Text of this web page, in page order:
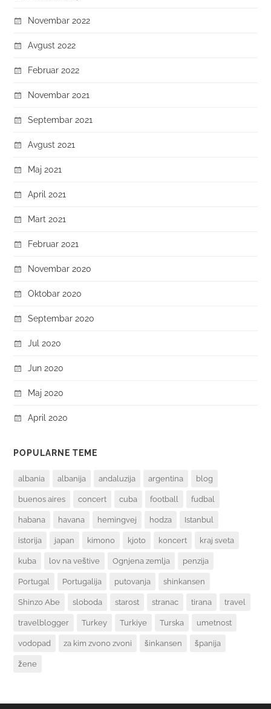
Novembar 2022
Avgust 2022
Februar 2022
Novembar 2021
Septembar 2021
Avgust 2021
Maj 2021
April 2021
Mart 2021
Februar 2021
Novembar 2020
Oktobar 2020
Septembar 2020
Jul 2020
Jun 2020
Maj 2020
April 2020
POPULARNE TEME
albania albanija andaluzija argentina blog
buenos aires concert cuba football fudbal
habana havana hemingvej hodza Istanbul
istorija japan kimono kjoto koncert kraj sveta
kuba lov na veštive Ognjena zemlja penzija
Portugal Portugalija putovanja shinkansen
Shinzo Abe sloboda starost stranac tirana travel
travelblogger Turkey Turkiye Turska umetnost
vodopad za kim zvono zvoni šinkansen španija
žene